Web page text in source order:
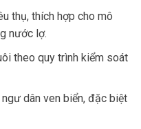
thụ, thích hợp cho mô
nước lợ.
theo quy trình kiểm soát
dân ven biển, đặc biệt